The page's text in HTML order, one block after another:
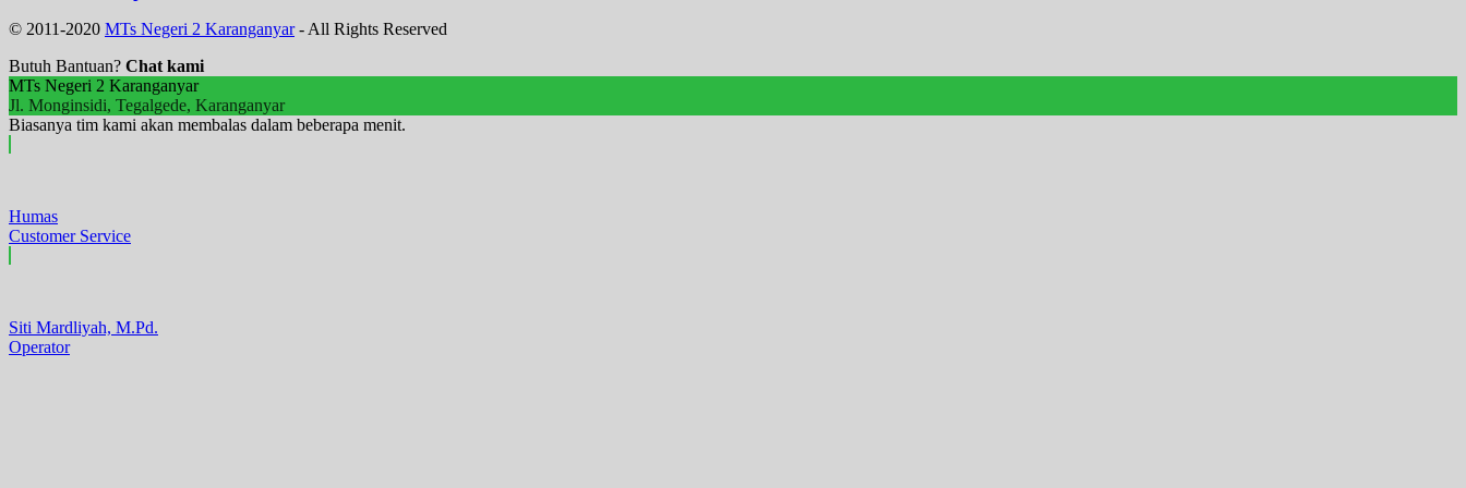
© 2011-2020 MTs Negeri 2 Karanganyar- All Rights Reserved
Butuh Bantuan? Chat kami
MTs Negeri 2 Karanganyar
Jl. Monginsidi, Tegalgede, Karanganyar
Biasanya tim kami akan membalas dalam beberapa menit.
Humas
Customer Service
Siti Mardliyah, M.Pd.
Operator